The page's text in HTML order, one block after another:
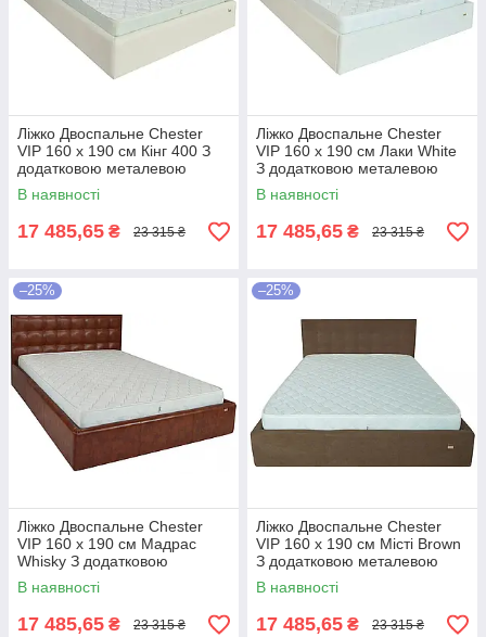
Ліжко Двоспальне Chester
VIP 160 х 190 см Кінг 400 З
додатковою металевою
цільнозварною рамою C1
Білий
В наявності
17 485,65 ₴ 23 315 ₴
Ліжко Двоспальне Chester
VIP 160 х 190 см Лаки White
З додатковою металевою
цільнозварною рамою Білий
В наявності
17 485,65 ₴ 23 315 ₴
–25%
Ліжко Двоспальне Chester
VIP 160 х 190 см Мадрас
Whisky З додатковою
металевою цільнозварною
рамою Коричневий
В наявності
17 485,65 ₴ 23 315 ₴
–25%
Ліжко Двоспальне Chester
VIP 160 х 190 см Місті Brown
З додатковою металевою
цільнозварною рамою
Коричневий
В наявності
17 485,65 ₴ 23 315 ₴